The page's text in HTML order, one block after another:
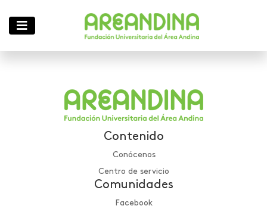
Contenido
Conócenos
Centro de servicio
Comunidades
Facebook